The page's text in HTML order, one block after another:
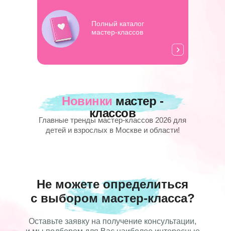
Полный каталог
мастер-классов
Главные тренды мастер-классов 2026 для
детей и взрослых в Москве и области!
Новинкимастер -
классов
Не можете определиться
с выбором мастер-класса?
Оставьте заявку на получение консультации,